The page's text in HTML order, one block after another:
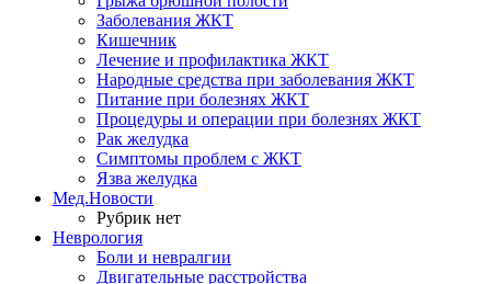
Заболевания ЖКТ
Кишечник
Лечение и профилактика ЖКТ
Народные средства при заболевания ЖКТ
Питание при болезнях ЖКТ
Процедуры и операции при болезнях ЖКТ
Рак желудка
Симптомы проблем с ЖКТ
Язва желудка
Мед.Новости
Рубрик нет
Неврология
Боли и невралгии
Двигательные расстройства